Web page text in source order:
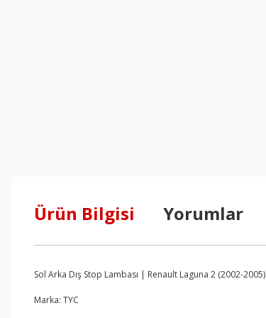
Ürün Bilgisi Yorumlar
Sol Arka Dış Stop Lambası | Renault Laguna 2 (2002-2005)
Marka: TYC